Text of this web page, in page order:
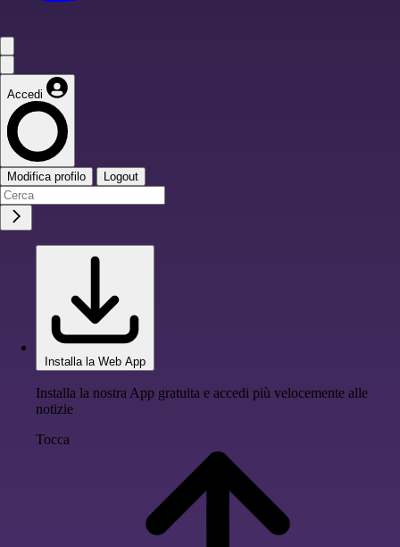
Accedi
Modifica profilo Logout
Installa la Web App
Installa la nostra App gratuita e accedi più velocemente alle
notizie
Tocca